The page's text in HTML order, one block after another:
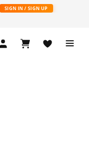
SIGN IN / SIGN UP